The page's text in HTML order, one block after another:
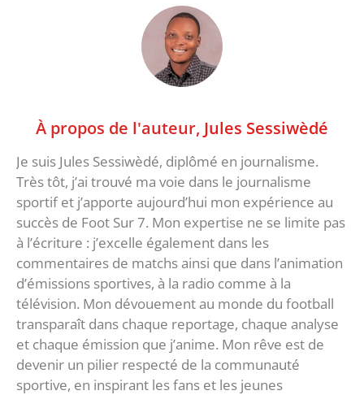
À propos de l'auteur, Jules Sessiwèdé
Je suis Jules Sessiwèdé, diplômé en journalisme.
Très tôt, j’ai trouvé ma voie dans le journalisme
sportif et j’apporte aujourd’hui mon expérience au
succès de Foot Sur 7. Mon expertise ne se limite pas
à l’écriture : j’excelle également dans les
commentaires de matchs ainsi que dans l’animation
d’émissions sportives, à la radio comme à la
télévision. Mon dévouement au monde du football
transparaît dans chaque reportage, chaque analyse
et chaque émission que j’anime. Mon rêve est de
devenir un pilier respecté de la communauté
sportive, en inspirant les fans et les jeunes